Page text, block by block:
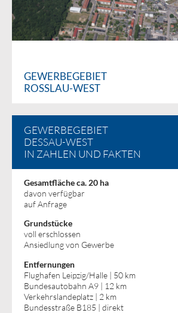
GEWERBEGEBIET
ROSSLAU-WEST
GEWERBEGEBIET
DESSAU-WEST
IN ZAHLEN UND FAKTEN
Gesamtfläche ca. 20 ha
davon verfügbar
auf Anfrage
Grundstücke
voll erschlossen
Ansiedlung von Gewerbe
Entfernungen
Flughafen Leipzig/Halle | 50 km
Bundesautobahn A9 | 12 km
Verkehrslandeplatz | 2 km
Bundesstraße B185 | direkt